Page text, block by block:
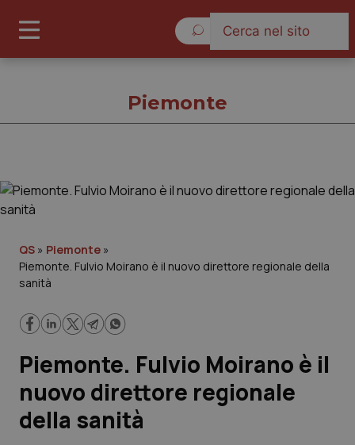
Governo e Parlamento
Regioni e Asl
Lavoro e Professioni
Scienza e Farmaci
Studi e Analisi
Piemonte
QS » Piemonte »
Piemonte. Fulvio Moirano è il nuovo direttore regionale della
sanità
Piemonte. Fulvio Moirano è il
nuovo direttore regionale
della sanità